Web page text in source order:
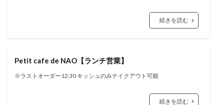
続きを読む
Petit cafe de NAO【ランチ営業】
※ラストオーダー12:30 キッシュのみテイクアウト可能
続きを読む